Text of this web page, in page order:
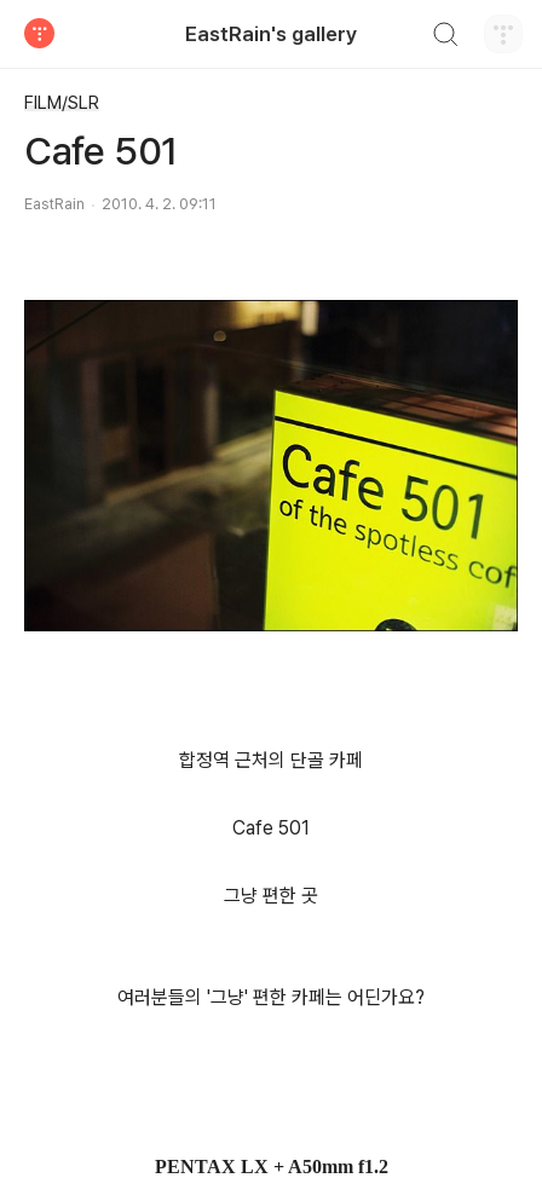
EastRain's gallery
FILM/SLR
Cafe 501
EastRain 2010. 4. 2. 09:11
합정역 근처의 단골 카페
Cafe 501
그냥 편한 곳
여러분들의 '그냥' 편한 카페는 어딘가요?
PENTAX LX + A50mm f1.2